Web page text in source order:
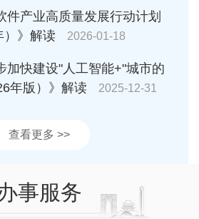
件产业高质量发展行动计划
）》解读
2026-01-18
加快建设"人工智能+"城市的
年版）》解读
2025-12-31
查看更多 >>
事服务